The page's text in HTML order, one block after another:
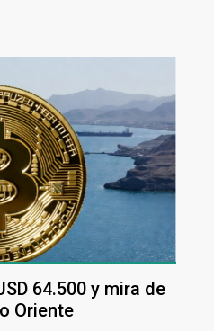
64.500 y mira de
Oriente